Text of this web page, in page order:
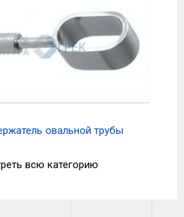
овальной трубы
всю категорию